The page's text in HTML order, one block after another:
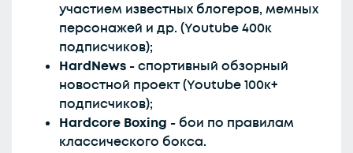
участием известных блогеров, мемных
персонажей и др. (Youtube 400к
подписчиков);
HardNews -спортивный обзорный
новостной проект (Youtube 100к+
подписчиков);
Hardcore Boxing -бои по правилам
классического бокса.